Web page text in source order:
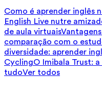
Como é aprender inglês
English Live nutre
de aula virtuais
comparação com o
diversidade: aprender
CyclingO Imibala Trust:
tudoVer todos